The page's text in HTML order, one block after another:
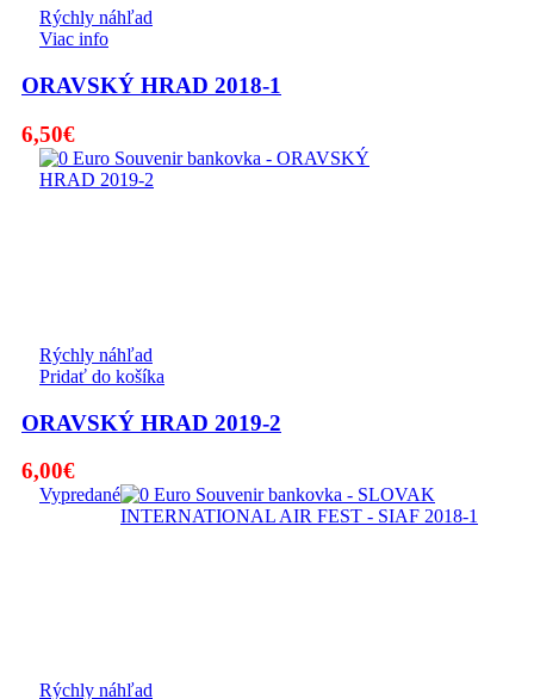
Rýchly náhľad
Viac info
ORAVSKÝ HRAD 2018-1
6,50€
Rýchly náhľad
Pridať do košíka
ORAVSKÝ HRAD 2019-2
6,00€
Vypredané
Rýchly náhľad